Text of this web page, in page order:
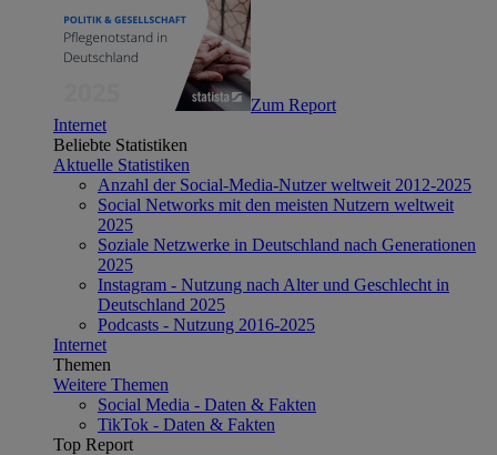
Zum Report
Internet
Beliebte Statistiken
Aktuelle Statistiken
Anzahl der Social-Media-Nutzer weltweit 2012-2025
Social Networks mit den meisten Nutzern weltweit
2025
Soziale Netzwerke in Deutschland nach Generationen
2025
Instagram - Nutzung nach Alter und Geschlecht in
Deutschland 2025
Podcasts - Nutzung 2016-2025
Internet
Themen
Weitere Themen
Social Media - Daten & Fakten
TikTok - Daten & Fakten
Top Report